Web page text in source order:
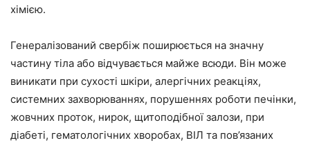
хімією.
Генералізований свербіж поширюється на значну
частину тіла або відчувається майже всюди. Він може
виникати при сухості шкіри, алергічних реакціях,
системних захворюваннях, порушеннях роботи печінки,
жовчних проток, нирок, щитоподібної залози, при
діабеті, гематологічних хворобах, ВІЛ та пов’язаних